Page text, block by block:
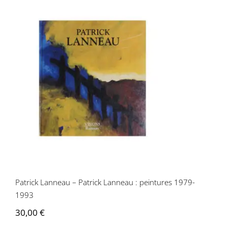
Patrick Lanneau – Patrick Lanneau :
peintures 1979-1993
Patrick Lanneau – Patrick Lanneau : peintures 1979-
1993
30,00 €